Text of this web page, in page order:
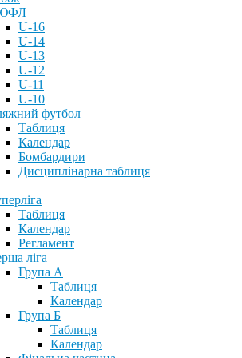
U-16
U-14
U-13
U-12
U-11
U-10
футбол
Таблиця
Календар
Бомбардири
Дисциплінарна таблиця
Таблиця
Календар
Регламент
ліга
Група А
Таблиця
Календар
Група Б
Таблиця
Календар